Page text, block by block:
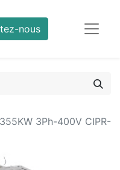
nous
3Ph-400V CIPR-